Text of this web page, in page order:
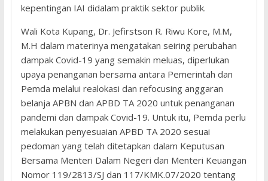
kepentingan IAI didalam praktik sektor publik.
Wali Kota Kupang, Dr. Jefirstson R. Riwu Kore, M.M,
M.H dalam materinya mengatakan seiring perubahan
dampak Covid-19 yang semakin meluas, diperlukan
upaya penanganan bersama antara Pemerintah dan
Pemda melalui realokasi dan refocusing anggaran
belanja APBN dan APBD TA 2020 untuk penanganan
pandemi dan dampak Covid-19. Untuk itu, Pemda perlu
melakukan penyesuaian APBD TA 2020 sesuai
pedoman yang telah ditetapkan dalam Keputusan
Bersama Menteri Dalam Negeri dan Menteri Keuangan
Nomor 119/2813/SJ dan 117/KMK.07/2020 tentang